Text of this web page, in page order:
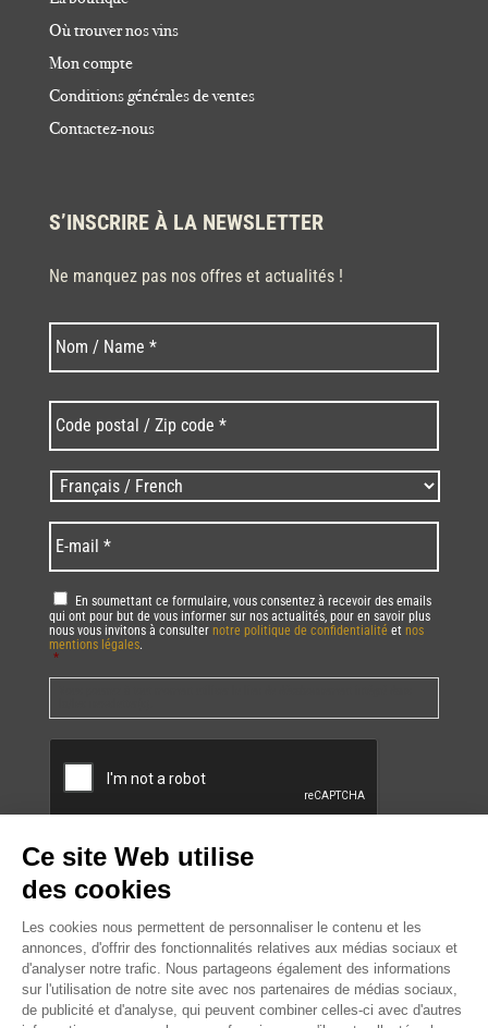
Où trouver nos vins
Mon compte
Conditions générales de ventes
Contactez-nous
S’INSCRIRE À LA NEWSLETTER
Ne manquez pas nos offres et actualités !
Nom * Nom
postal
/
Zip
code
* *
Langues
/
Language *
mail *
RGPD *
En soumettant ce formulaire, vous consentez à recevoir des emails
qui ont pour but de vous informer sur nos actualités, pour en savoir plus
nous vous invitons à consulter notre politique de confidentialité et nos
mentions légales.
*